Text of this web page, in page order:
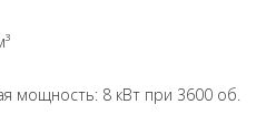
мощность: 8 кВт при 3600 об.